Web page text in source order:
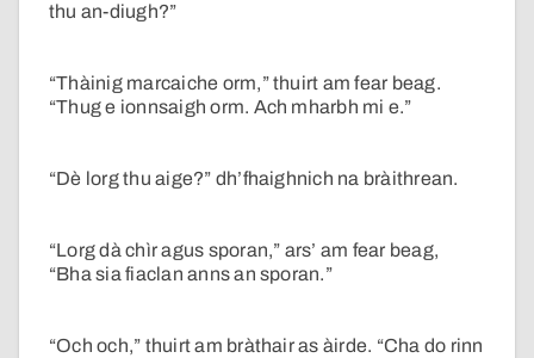
thu an-diugh?”
“Thàinig marcaiche orm,” thuirt am fear beag.
“Thug e ionnsaigh orm. Ach mharbh mi e.”
“Dè lorg thu aige?” dh’fhaighnich na bràithrean.
“Lorg dà chìr agus sporan,” ars’ am fear beag,
“Bha sia fiaclan anns an sporan.”
“Och och,” thuirt am bràthair as àirde. “Cha do rinn